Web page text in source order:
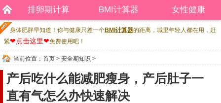
排卵期计算 BMI计算器 女性健康
身体肥胖早知道！你与健康只差一个BMI计算器的距离，城里年轻人都在用，赶
紧❤点击这里❤免费使用吧！
当前位置： 首页 > 安全期知识 >
产后吃什么能减肥瘦身，产后肚子一
直有气怎么办快速解决